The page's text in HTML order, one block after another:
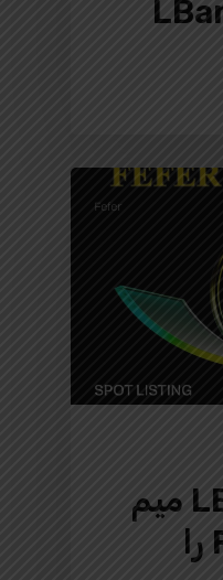
صرافی LBank میم
کوین FEFER را